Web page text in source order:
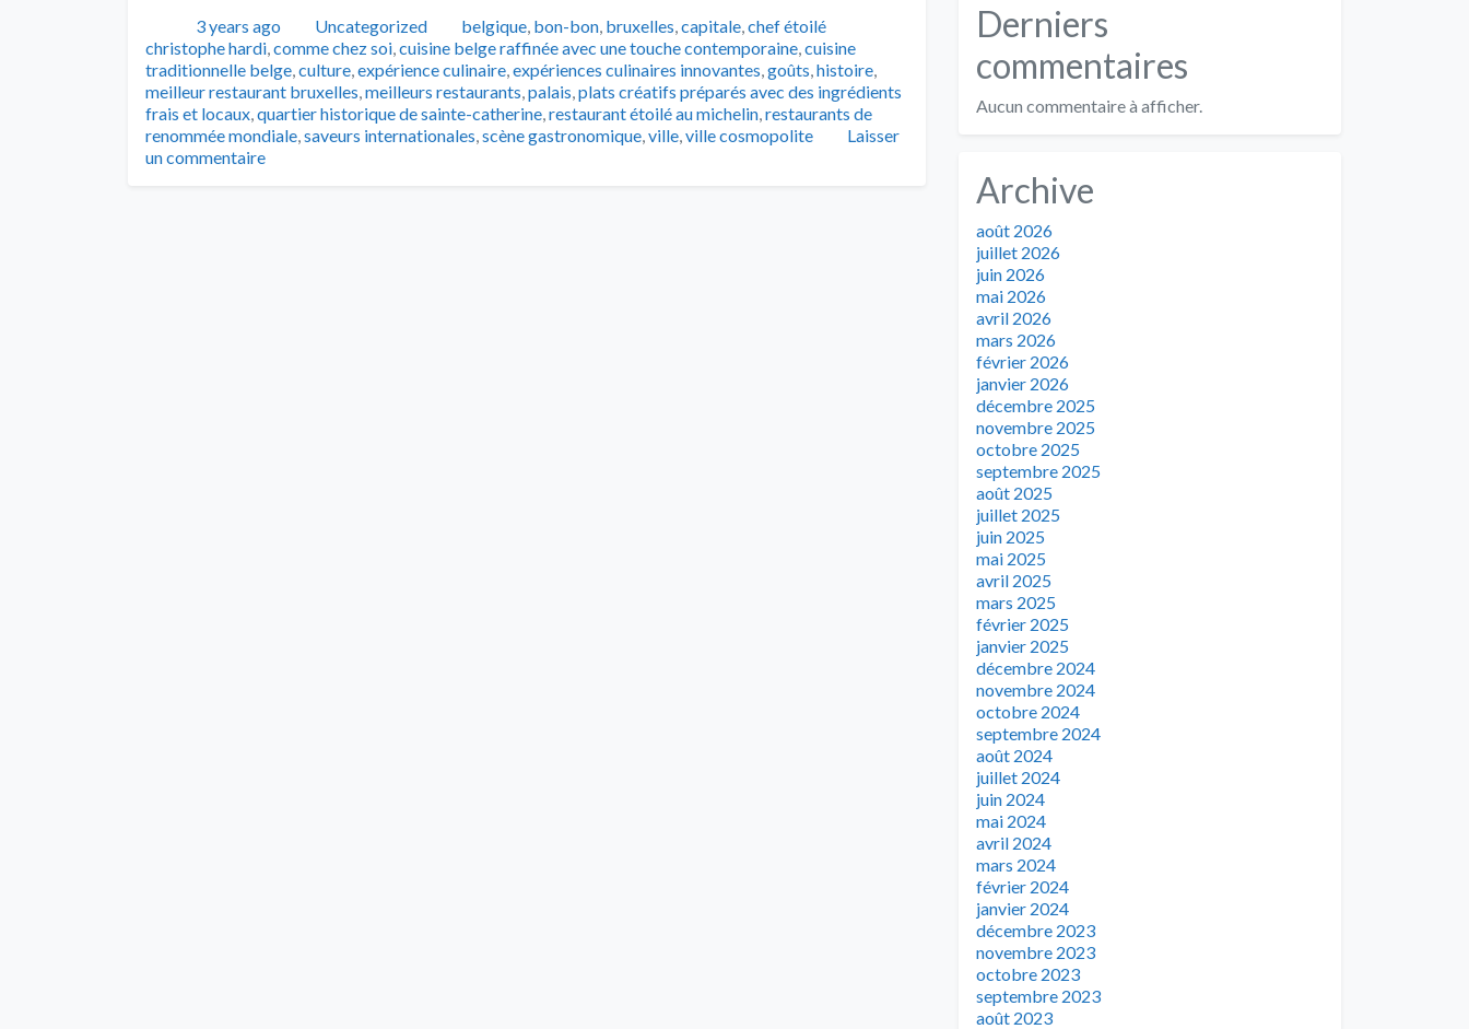
Publié3 years ago Catégories
Uncategorized Tags
belgique, bon-bon, bruxelles,capitale,chef étoilé
christophe hardi,comme chez soi,cuisine belge raffinée avec une touche contemporaine,cuisine
traditionnelle belge,culture,expérience culinaire,expériences culinaires innovantes,goûts,histoire,
meilleur restaurant bruxelles,meilleurs restaurants,palais,plats créatifs préparés avec des ingrédients
frais et locaux,quartier historique de sainte-catherine,restaurant étoilé au michelin,restaurants de
renommée mondiale,saveurs internationales,scène gastronomique,ville,ville cosmopolite
Laisser
un commentaire
Derniers
commentaires
Aucun commentaire à afficher.
Archive
août 2026
juillet 2026
juin 2026
mai 2026
avril 2026
mars 2026
février 2026
janvier 2026
décembre 2025
novembre 2025
octobre 2025
septembre 2025
août 2025
juillet 2025
juin 2025
mai 2025
avril 2025
mars 2025
février 2025
janvier 2025
décembre 2024
novembre 2024
octobre 2024
septembre 2024
août 2024
juillet 2024
juin 2024
mai 2024
avril 2024
mars 2024
février 2024
janvier 2024
décembre 2023
novembre 2023
octobre 2023
septembre 2023
août 2023